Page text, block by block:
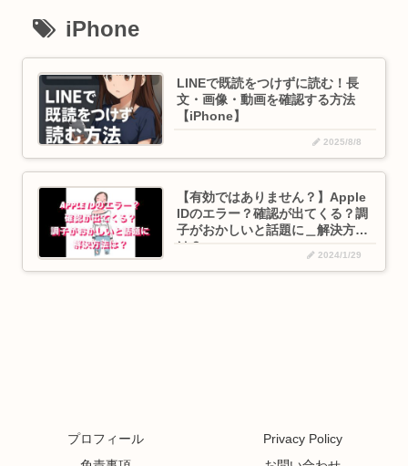
iPhone
LINEで既読をつけずに読む！長
文・画像・動画を確認する方法
【iPhone】
2025/8/8
【有効ではありません？】Apple
IDのエラー？確認が出てくる？調
子がおかしいと話題に＿解決方法
は？
2024/1/29
プロフィール
Privacy Policy